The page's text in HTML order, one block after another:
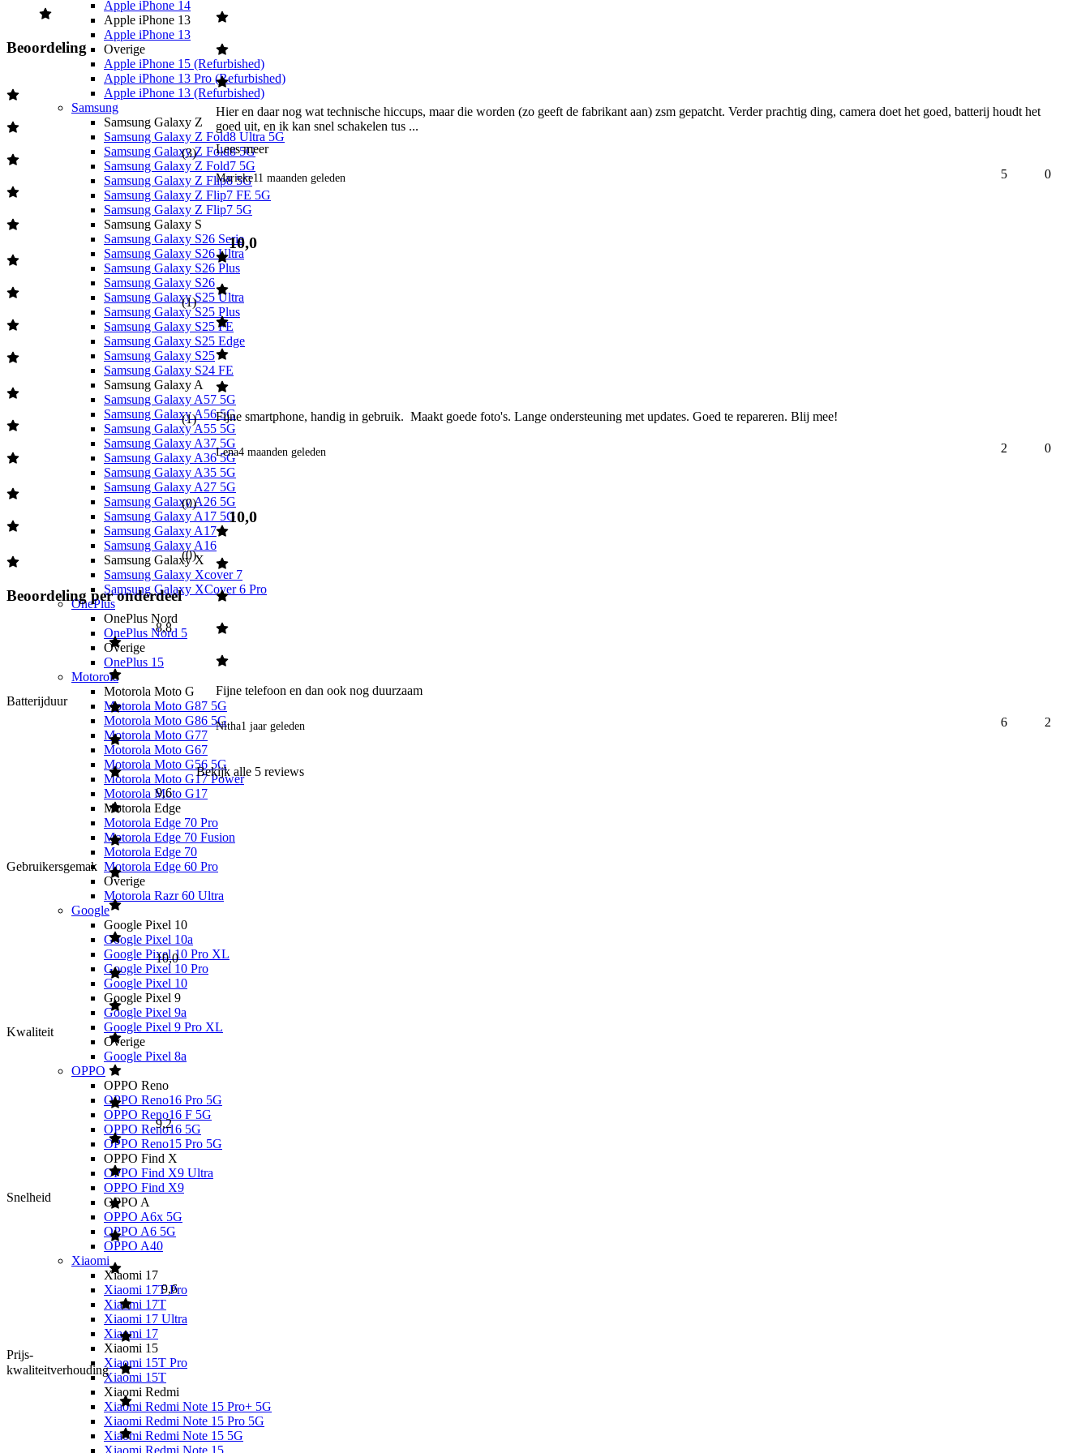
Apple iPhone 14
Apple iPhone 13
Apple iPhone 13
Overige
Apple iPhone 15 (Refurbished)
Apple iPhone 13 Pro (Refurbished)
Apple iPhone 13 (Refurbished)
Samsung
Samsung Galaxy Z
Samsung Galaxy Z Fold8 Ultra 5G
Samsung Galaxy Z Fold8 5G
Samsung Galaxy Z Fold7 5G
Samsung Galaxy Z Flip8 5G
Samsung Galaxy Z Flip7 FE 5G
Samsung Galaxy Z Flip7 5G
Samsung Galaxy S
Samsung Galaxy S26 Serie
Samsung Galaxy S26 Ultra
Samsung Galaxy S26 Plus
Samsung Galaxy S26
Samsung Galaxy S25 Ultra
Samsung Galaxy S25 Plus
Samsung Galaxy S25 FE
Samsung Galaxy S25 Edge
Samsung Galaxy S25
Samsung Galaxy S24 FE
Samsung Galaxy A
Samsung Galaxy A57 5G
Samsung Galaxy A56 5G
Samsung Galaxy A55 5G
Samsung Galaxy A37 5G
Samsung Galaxy A36 5G
Samsung Galaxy A35 5G
Samsung Galaxy A27 5G
Samsung Galaxy A26 5G
Samsung Galaxy A17 5G
Samsung Galaxy A17
Samsung Galaxy A16
Samsung Galaxy X
Samsung Galaxy Xcover 7
Samsung Galaxy XCover 6 Pro
OnePlus
OnePlus Nord
OnePlus Nord 5
Overige
OnePlus 15
Motorola
Motorola Moto G
Motorola Moto G87 5G
Motorola Moto G86 5G
Motorola Moto G77
Motorola Moto G67
Motorola Moto G56 5G
Motorola Moto G17 Power
Motorola Moto G17
Motorola Edge
Motorola Edge 70 Pro
Motorola Edge 70 Fusion
Motorola Edge 70
Motorola Edge 60 Pro
Overige
Motorola Razr 60 Ultra
Google
Google Pixel 10
Google Pixel 10a
Google Pixel 10 Pro XL
Google Pixel 10 Pro
Google Pixel 10
Google Pixel 9
Google Pixel 9a
Google Pixel 9 Pro XL
Overige
Google Pixel 8a
OPPO
OPPO Reno
OPPO Reno16 Pro 5G
OPPO Reno16 F 5G
OPPO Reno16 5G
OPPO Reno15 Pro 5G
OPPO Find X
OPPO Find X9 Ultra
OPPO Find X9
OPPO A
OPPO A6x 5G
OPPO A6 5G
OPPO A40
Xiaomi
Xiaomi 17
Xiaomi 17T Pro
Xiaomi 17T
Xiaomi 17 Ultra
Xiaomi 17
Xiaomi 15
Xiaomi 15T Pro
Xiaomi 15T
Xiaomi Redmi
Xiaomi Redmi Note 15 Pro+ 5G
Xiaomi Redmi Note 15 Pro 5G
Xiaomi Redmi Note 15 5G
Xiaomi Redmi Note 15
Beoordeling
(3)
(1)
(1)
(0)
(0)
Beoordeling per onderdeel
Batterijduur
8,8
Gebruikersgemak
9,6
Kwaliteit
10,0
Snelheid
9,2
Prijs-
kwaliteitverhouding
9,6
Hier en daar nog wat technische hiccups, maar die worden (zo geeft de fabrikant aan) zsm gepatcht. Verder prachtig ding, camera doet het goed, batterij houdt het
goed uit, en ik kan snel schakelen tus ...
Lees meer
Marieke11 maanden geleden 5 0
10,0
Fijne smartphone, handig in gebruik.  Maakt goede foto's. Lange ondersteuning met updates. Goed te repareren. Blij mee!
Lena4 maanden geleden 2 0
10,0
Fijne telefoon en dan ook nog duurzaam
Nitha1 jaar geleden 6 2
Bekijk alle 5 reviews